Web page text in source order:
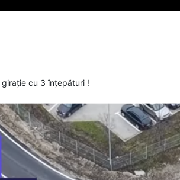
cu 3 înțepături !